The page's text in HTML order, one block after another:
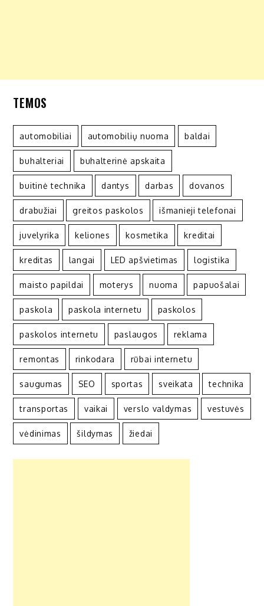
TEMOS
automobiliai automobilių nuoma baldai
buhalteriai buhalterinė apskaita
buitinė technika dantys darbas dovanos
drabužiai greitos paskolos išmanieji telefonai
juvelyrika keliones kosmetika kreditai
kreditas langai LED apšvietimas logistika
maisto papildai moterys nuoma papuošalai
paskola paskola internetu paskolos
paskolos internetu paslaugos reklama
remontas rinkodara rūbai internetu
saugumas SEO sportas sveikata technika
transportas vaikai verslo valdymas vestuvės
vėdinimas šildymas žiedai